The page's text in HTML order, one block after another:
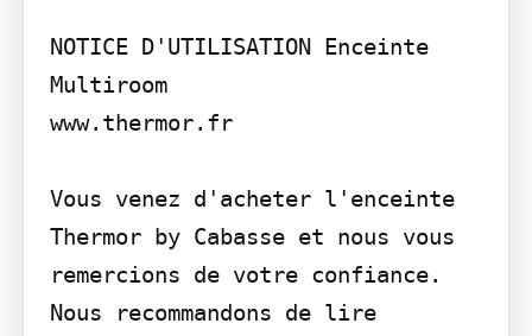
NOTICE D'UTILISATION Enceinte
Multiroom
www.thermor.fr
Vous venez d'acheter l'enceinte
Thermor by Cabasse et nous vous
remercions de votre confiance.
Nous recommandons de lire